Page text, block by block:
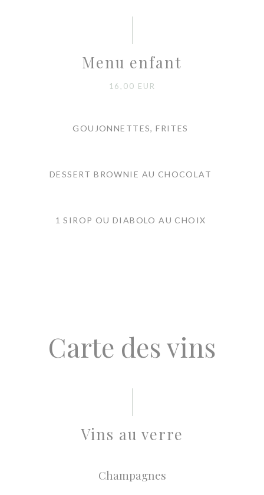
Menu enfant
16,00 EUR
GOUJONNETTES, FRITES
DESSERT BROWNIE AU CHOCOLAT
1 SIROP OU DIABOLO AU CHOIX
Carte des vins
Vins au verre
Champagnes